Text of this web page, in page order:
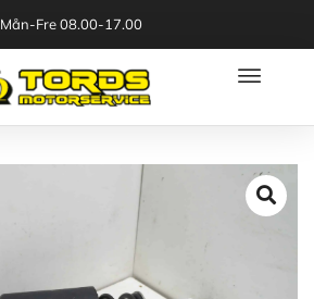
Mån-Fre 08.00-17.00